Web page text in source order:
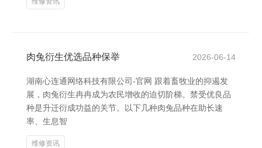
肉兔衍生优选品种保举 2026-06-14
湖南心连通网络科技有限公司-官网 跟着畜牧业的抑遏发
展，肉兔衍生冉冉成为农民增收的迫切阶梯。禁受优良品
种是升迁衍成功益的关节。以下几种肉兔品种在助长速
率、生息智
维修资讯